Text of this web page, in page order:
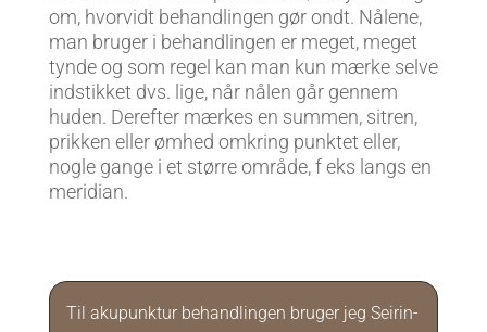
om, hvorvidt behandlingen gør ondt. Nålene,
man bruger i behandlingen er meget, meget
tynde og som regel kan man kun mærke selve
indstikket dvs. lige, når nålen går gennem
huden. Derefter mærkes en summen, sitren,
prikken eller ømhed omkring punktet eller,
nogle gange i et større område, f eks langs en
meridian.
Til akupunktur behandlingen bruger jeg Seirin-